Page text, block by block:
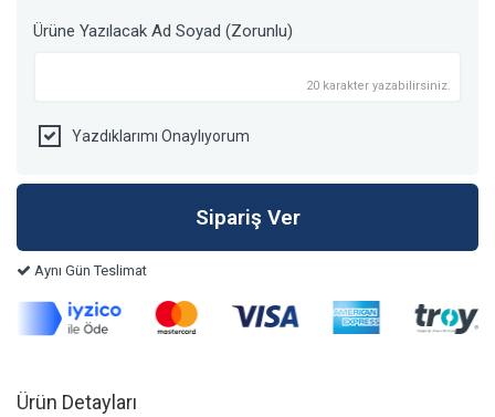
Ürüne Yazılacak Ad Soyad (Zorunlu)
20 karakter yazabilirsiniz.
Yazdıklarımı Onaylıyorum
Aynı Gün Teslimat
Ürün Detayları